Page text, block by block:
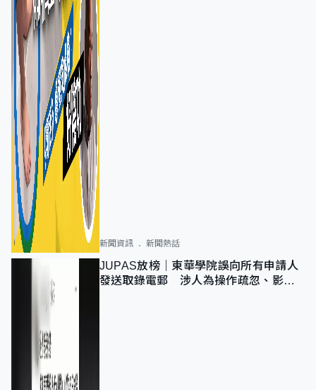
新聞資訊 新聞熱話
JUPAS放榜｜東華學院誤向所有申請人
發送取錄電郵 涉人為操作疏忽、影響